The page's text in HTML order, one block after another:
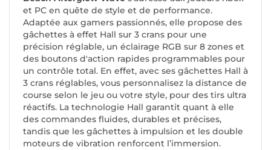
et PC en quête de style et de performance.
Adaptée aux gamers passionnés, elle propose des
gâchettes à effet Hall sur 3 crans pour une
précision réglable, un éclairage RGB sur 8 zones et
des boutons d'action rapides programmables pour
un contrôle total. En effet, avec ses gâchettes Hall à
3 crans réglables, vous personnalisez la distance de
course selon le jeu ou votre style, pour des tirs ultra
réactifs. La technologie Hall garantit quant à elle
des commandes fluides, durables et précises,
tandis que les gâchettes à impulsion et les double
moteurs de vibration renforcent l’immersion.